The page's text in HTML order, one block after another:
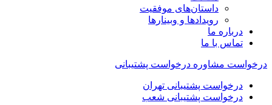
داستان‌های موفقیت
رویدادها و وبینارها
درباره ما
تماس با ما
درخواست مشاوره درخواست پشتیبانی
درخواست پشتیبانی تهران
درخواست پشتیبانی شعب